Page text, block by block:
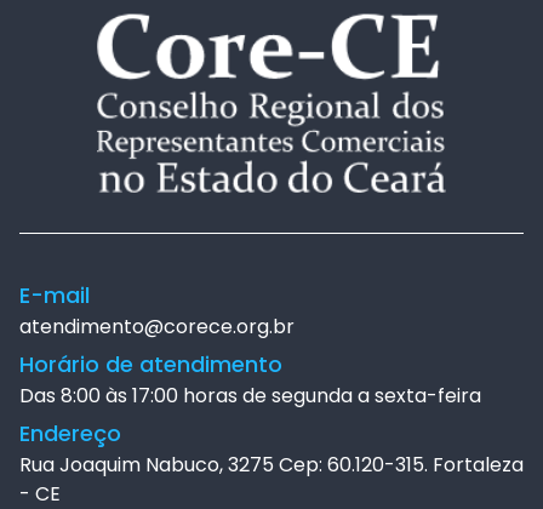
E-mail
atendimento@corece.org.br
Horário de atendimento
Das 8:00 às 17:00 horas de segunda a sexta-feira
Endereço
Rua Joaquim Nabuco, 3275 Cep: 60.120-315. Fortaleza
- CE